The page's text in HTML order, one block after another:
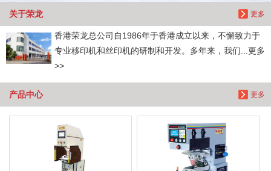
更多
关于荣龙
香港荣龙总公司自1986年于香港成立以来，不懈致力于
专业移印机和丝印机的研制和开发。多年来，我们...更多
>>
更多
产品中心